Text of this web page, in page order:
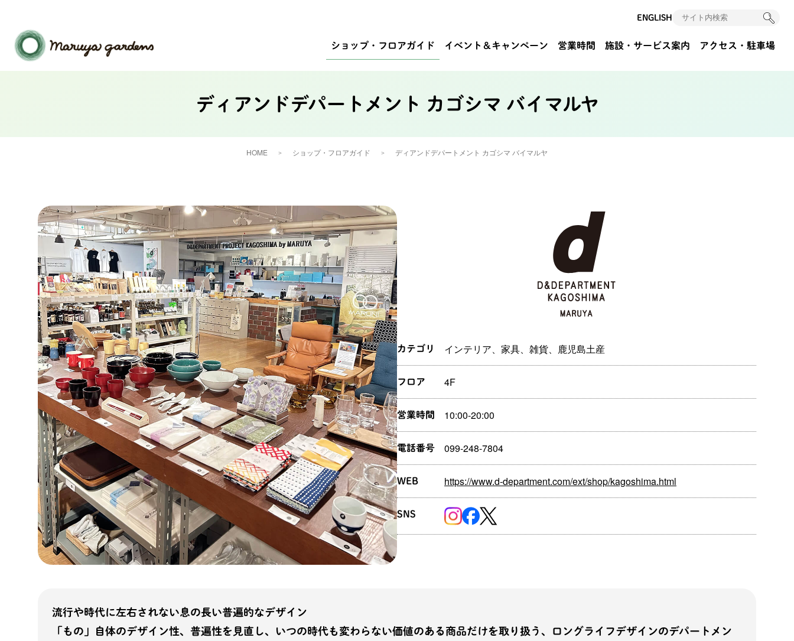
ENGLISH
ショップ・ フロアガイド イベント ＆キャンペーン 営業時間 施設・サービス案内 アクセス ・駐車場
ディアンドデパートメント カゴシマ バイマルヤ
HOME ショップ・フロアガイド ディアンドデパートメント カゴシマ バイマルヤ
カテゴリ インテリア、家具、雑貨、鹿児島土産
フロア 4F
営業時間 10:00-20:00
電話番号 099-248-7804
WEB https://www.d-department.com/ext/shop/kagoshima.html
SNS
流行や時代に左右されない息の長い普遍的なデザイン
「もの」自体のデザイン性、普遍性を見直し、いつの時代も変わらない価値のある商品だけを取り扱う、ロングライフデザインのデパートメン